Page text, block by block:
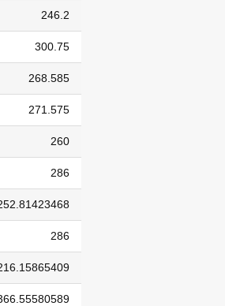
246.2
300.75
268.585
271.575
260
286
286